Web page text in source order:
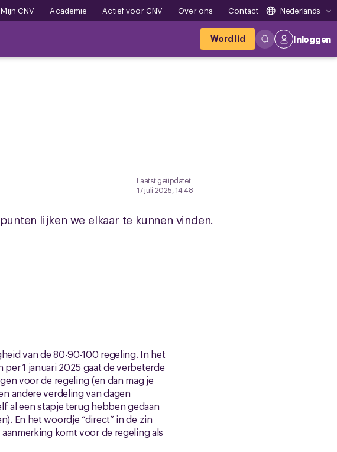
Mijn CNV Academie Actief voor CNV Over ons Contact Nederlands
Word lid Inloggen
Laatst geüpdatet
17 juli 2025, 14:48
lijken we elkaar te kunnen vinden.
van de 80-90-100 regeling. In het
1 januari 2025 gaat de verbeterde
voor de regeling (en dan mag je
andere verdeling van dagen
al een stapje terug hebben gedaan
En het woordje “direct” in de zin
komt voor de regeling als